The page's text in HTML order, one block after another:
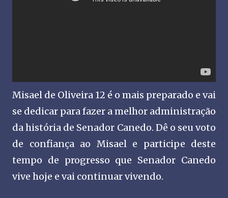
Misael de Oliveira 12 é o mais preparado e vai
se dedicar para fazer a melhor administração
da história de Senador Canedo. Dê o seu voto
de confiança ao Misael e participe deste
tempo de progresso que Senador Canedo
vive hoje e vai continuar vivendo.